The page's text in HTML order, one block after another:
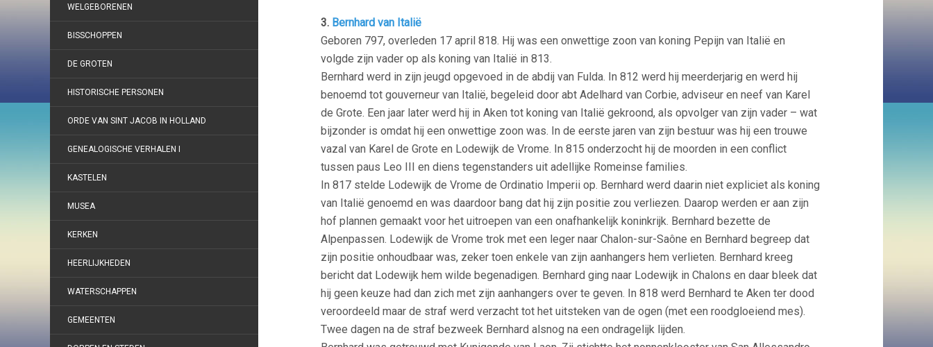
WELGEBORENEN
BISSCHOPPEN
DE GROTEN
HISTORISCHE PERSONEN
ORDE VAN SINT JACOB IN HOLLAND
GENEALOGISCHE VERHALEN I
KASTELEN
MUSEA
KERKEN
HEERLIJKHEDEN
WATERSCHAPPEN
GEMEENTEN
3. Bernhard van Italië
Geboren 797, overleden 17 april 818. Hij was een onwettige zoon van koning Pepijn van Italië en
volgde zijn vader op als koning van Italië in 813.
Bernhard werd in zijn jeugd opgevoed in de abdij van Fulda. In 812 werd hij meerderjarig en werd hij
benoemd tot gouverneur van Italië, begeleid door abt Adelhard van Corbie, adviseur en neef van Karel
de Grote. Een jaar later werd hij in Aken tot koning van Italië gekroond, als opvolger van zijn vader – wat
bijzonder is omdat hij een onwettige zoon was. In de eerste jaren van zijn bestuur was hij een trouwe
vazal van Karel de Grote en Lodewijk de Vrome. In 815 onderzocht hij de moorden in een conflict
tussen paus Leo III en diens tegenstanders uit adellijke Romeinse families.
In 817 stelde Lodewijk de Vrome de Ordinatio Imperii op. Bernhard werd daarin niet expliciet als koning
van Italië genoemd en was daardoor bang dat hij zijn positie zou verliezen. Daarop werden er aan zijn
hof plannen gemaakt voor het uitroepen van een onafhankelijk koninkrijk. Bernhard bezette de
Alpenpassen. Lodewijk de Vrome trok met een leger naar Chalon-sur-Saône en Bernhard begreep dat
zijn positie onhoudbaar was, zeker toen enkele van zijn aanhangers hem verlieten. Bernhard kreeg
bericht dat Lodewijk hem wilde begenadigen. Bernhard ging naar Lodewijk in Chalons en daar bleek dat
hij geen keuze had dan zich met zijn aanhangers over te geven. In 818 werd Bernhard te Aken ter dood
veroordeeld maar de straf werd verzacht tot het uitsteken van de ogen (met een roodgloeiend mes).
Twee dagen na de straf bezweek Bernhard alsnog na een ondragelijk lijden.